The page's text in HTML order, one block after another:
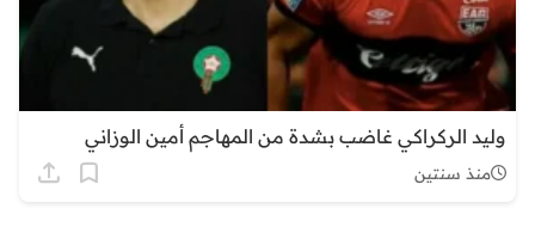
وليد الركراكي غاضب بشدة من المهاجم أمين الوزاني
منذ سنتين